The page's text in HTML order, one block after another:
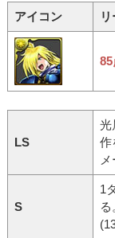
アイコン
LS
光
作
S
1